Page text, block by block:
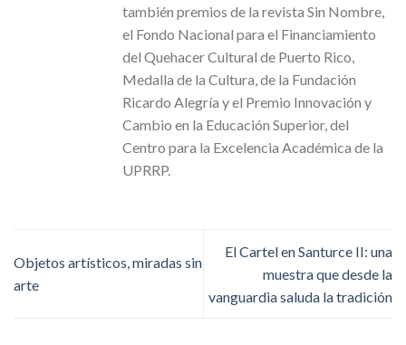
también premios de la revista Sin Nombre,
el Fondo Nacional para el Financiamiento
del Quehacer Cultural de Puerto Rico,
Medalla de la Cultura, de la Fundación
Ricardo Alegría y el Premio Innovación y
Cambio en la Educación Superior, del
Centro para la Excelencia Académica de la
UPRRP.
Objetos artísticos, miradas sin
arte
El Cartel en Santurce II: una
muestra que desde la
vanguardia saluda la tradición